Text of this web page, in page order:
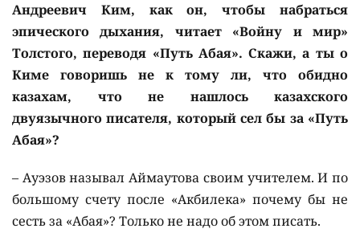
Андреевич Ким, как он, чтобы набраться
эпического дыхания, читает «Войну и мир»
Толстого, переводя «Путь Абая». Скажи, а ты о
Киме говоришь не к тому ли, что обидно
казахам, что не нашлось казахского
двуязычного писателя, который сел бы за «Путь
Абая»?
– Ауэзов называл Аймаутова своим учителем. И по
большому счету после «Акбилека» почему бы не
сесть за «Абая»? Только не надо об этом писать.